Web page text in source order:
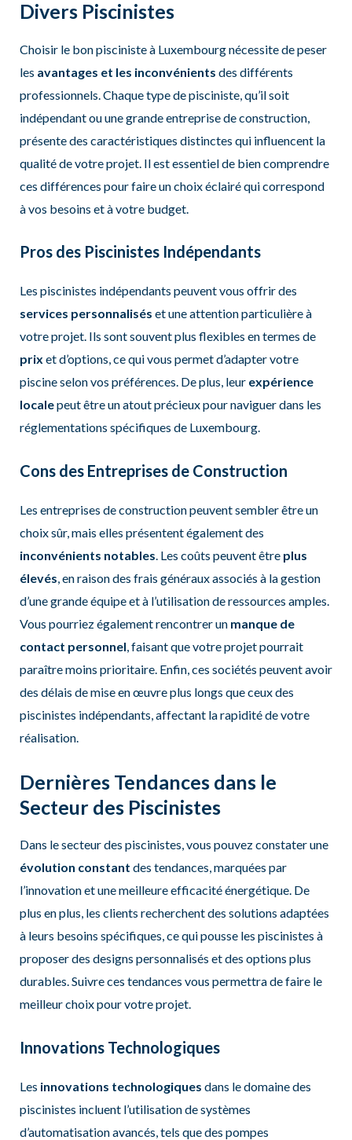
Divers Piscinistes
Choisir le bon pisciniste à Luxembourg nécessite de peser
les avantages et les inconvénients des différents
professionnels. Chaque type de pisciniste, qu’il soit
indépendant ou une grande entreprise de construction,
présente des caractéristiques distinctes qui influencent la
qualité de votre projet. Il est essentiel de bien comprendre
ces différences pour faire un choix éclairé qui correspond
à vos besoins et à votre budget.
Pros des Piscinistes Indépendants
Les piscinistes indépendants peuvent vous offrir des
services personnalisés et une attention particulière à
votre projet. Ils sont souvent plus flexibles en termes de
prix et d’options, ce qui vous permet d’adapter votre
piscine selon vos préférences. De plus, leur expérience
localepeut être un atout précieux pour naviguer dans les
réglementations spécifiques de Luxembourg.
Cons des Entreprises de Construction
Les entreprises de construction peuvent sembler être un
choix sûr, mais elles présentent également des
inconvénients notables. Les coûts peuvent être plus
élevés, en raison des frais généraux associés à la gestion
d’une grande équipe et à l’utilisation de ressources amples.
Vous pourriez également rencontrer un manque de
contact personnel, faisant que votre projet pourrait
paraître moins prioritaire. Enfin, ces sociétés peuvent avoir
des délais de mise en œuvre plus longs que ceux des
piscinistes indépendants, affectant la rapidité de votre
réalisation.
Dernières Tendances dans le
Secteur des Piscinistes
Dans le secteur des piscinistes, vous pouvez constater une
évolution constant des tendances, marquées par
l’innovation et une meilleure efficacité énergétique. De
plus en plus, les clients recherchent des solutions adaptées
à leurs besoins spécifiques, ce qui pousse les piscinistes à
proposer des designs personnalisés et des options plus
durables. Suivre ces tendances vous permettra de faire le
meilleur choix pour votre projet.
Innovations Technologiques
Les innovations technologiques dans le domaine des
piscinistes incluent l’utilisation de systèmes
d’automatisation avancés, tels que des pompes